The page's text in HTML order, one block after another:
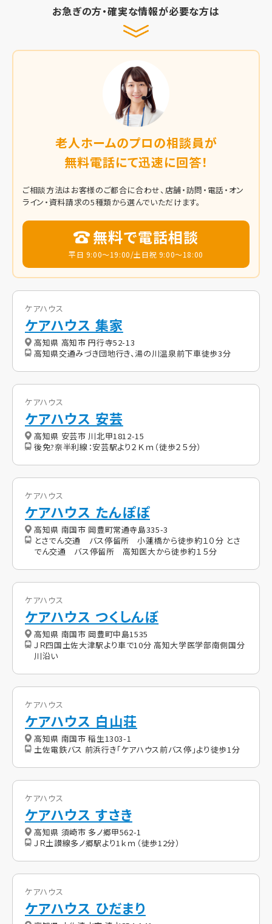
お急ぎの方・確実な情報が必要な方は
老人ホームのプロの相談員が
無料電話にて迅速に回答！
ご相談方法はお客様のご都合に合わせ、店舗・訪問・電話・オン
ライン・資料請求の5種類から選んでいただけます。
無料で電話相談
平日 9:00～19:00/土日祝 9:00～18:00
ケアハウス
ケアハウス 集家
高知県 高知市 円行寺52-13
高知県交通みづき団地行き、湯の川温泉前下車徒歩3分
ケアハウス
ケアハウス 安芸
高知県 安芸市 川北甲1812-15
後免?奈半利線：安芸駅より２Ｋｍ（徒歩２５分）
ケアハウス
ケアハウス たんぽぽ
高知県 南国市 岡豊町常通寺島335-3
とさでん交通 バス停留所 小蓮橋から徒歩約１０分 とさ
でん交通 バス停留所 高知医大から徒歩約１５分
ケアハウス
ケアハウス つくしんぼ
高知県 南国市 岡豊町中島1535
ＪＲ四国土佐大津駅より車で10分 高知大学医学部南側国分
川沿い
ケアハウス
ケアハウス 白山荘
高知県 南国市 稲生1303-1
土佐電鉄バス 前浜行き「ケアハウス前バス停」より徒歩1分
ケアハウス
ケアハウス すさき
高知県 須崎市 多ノ郷甲562-1
ＪＲ土讃線多ノ郷駅より1ｋｍ（徒歩12分）
ケアハウス
ケアハウス ひだまり